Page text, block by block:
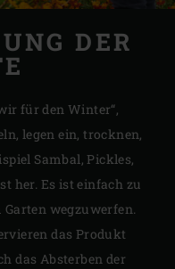
DER
für den Winter“,
legen ein, trocknen,
Sambal, Pickles,
her. Es ist einfach zu
Garten wegzuwerfen.
das Produkt
das Absterben der